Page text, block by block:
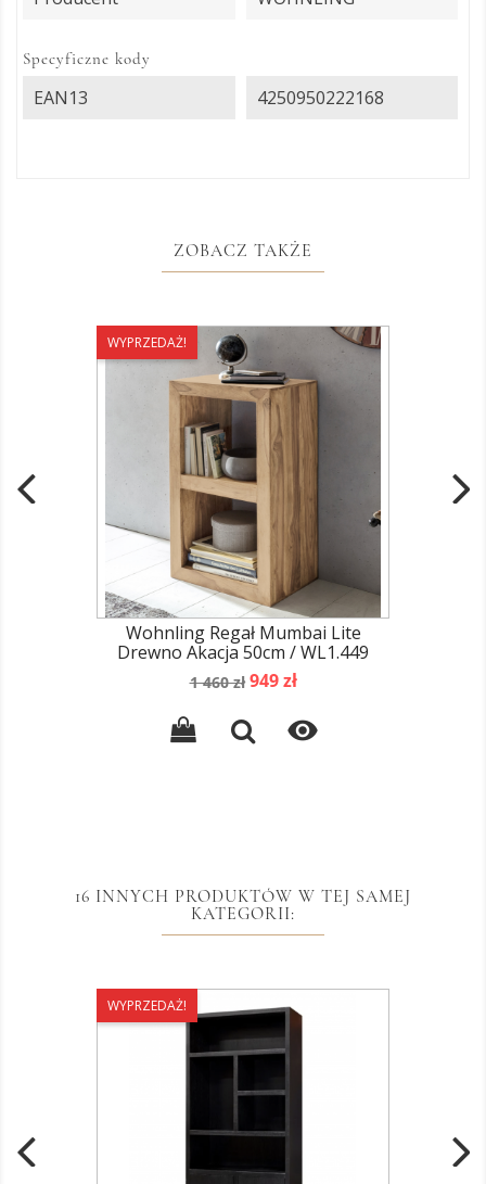
Specyficzne kody
EAN13 4250950222168
ZOBACZ TAKŻE
WYPRZEDAŻ!
Wohnling Regał Mumbai Lite
Drewno Akacja 50cm / WL1.449
Cena
1 460 zł Cena
949 zł

16 INNYCH PRODUKTÓW W TEJ SAMEJ
KATEGORII:
WYPRZEDAŻ!